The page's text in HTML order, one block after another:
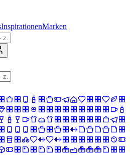
InspirationenMarken